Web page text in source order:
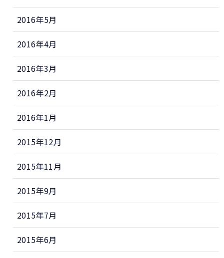
2016年5月
2016年4月
2016年3月
2016年2月
2016年1月
2015年12月
2015年11月
2015年9月
2015年7月
2015年6月